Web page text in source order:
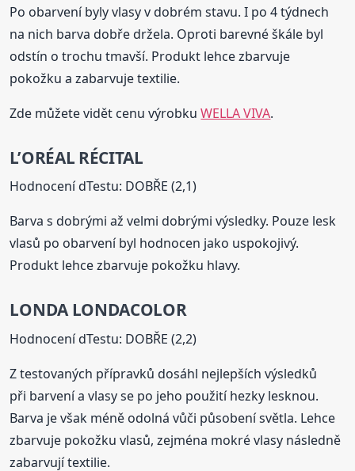
Po obarvení byly vlasy v dobrém stavu. I po 4 týdnech
na nich barva dobře držela. Oproti barevné škále byl
odstín o trochu tmavší. Produkt lehce zbarvuje
pokožku a zabarvuje textilie.
Zde můžete vidět cenu výrobkuWELLA VIVA.
L’ORÉAL RÉCITAL
Hodnocení dTestu: DOBŘE (2,1)
Barva s dobrými až velmi dobrými výsledky. Pouze lesk
vlasů po obarvení byl hodnocen jako uspokojivý.
Produkt lehce zbarvuje pokožku hlavy.
LONDA LONDACOLOR
Hodnocení dTestu: DOBŘE (2,2)
Z testovaných přípravků dosáhl nejlepších výsledků
při barvení a vlasy se po jeho použití hezky lesknou.
Barva je však méně odolná vůči působení světla. Lehce
zbarvuje pokožku vlasů, zejména mokré vlasy následně
zabarvují textilie.